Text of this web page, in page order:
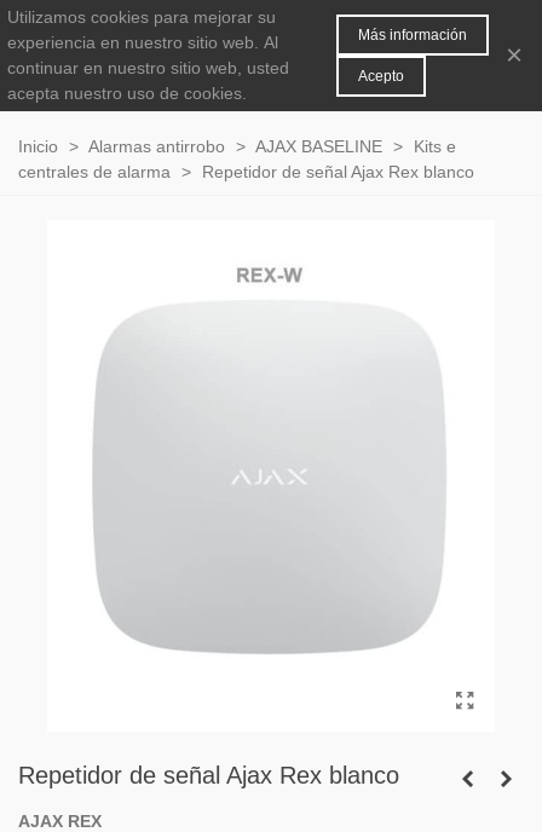
0
Inicio > Alarmas antirrobo > AJAX BASELINE >
Kits e
centrales de alarma
> Repetidor de señal Ajax Rex blanco
Repetidor de señal Ajax Rex blanco
AJAX REX
Utilizamos cookies para mejorar su
experiencia en nuestro sitio web. Al
continuar en nuestro sitio web, usted
acepta nuestro uso de cookies.
Más información
Acepto
×